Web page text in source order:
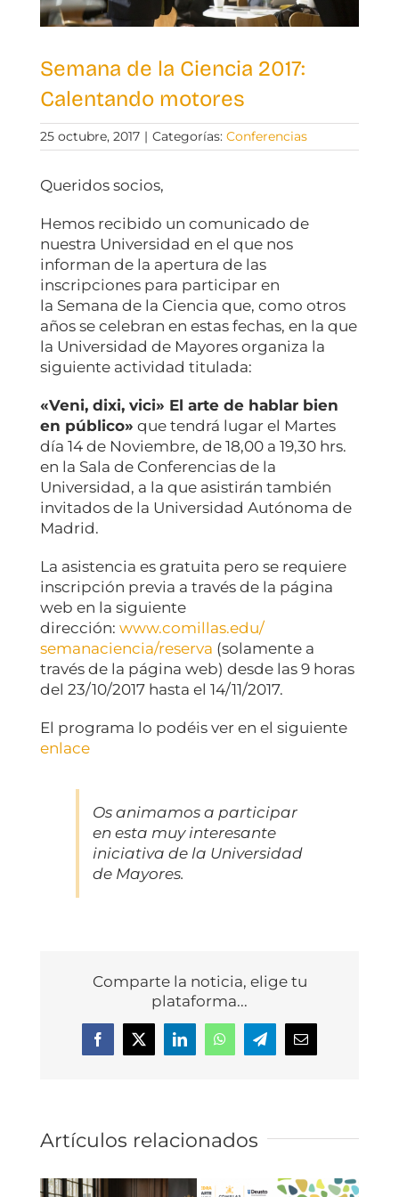
Semana de la Ciencia 2017:
Calentando motores
25 octubre, 2017 | Categorías: Conferencias
Queridos socios,
Hemos recibido un comunicado de
nuestra Universidad en el que nos
informan de la apertura de las
inscripciones para participar en
la Semana de la Ciencia que, como otros
años se celebran en estas fechas, en la que
la Universidad de Mayores organiza la
siguiente actividad titulada:
«Veni, dixi, vici» El arte de hablar bien
en público» que tendrá lugar el Martes
día 14 de Noviembre, de 18,00 a 19,30 hrs.
en la Sala de Conferencias de la
Universidad, a la que asistirán también
invitados de la Universidad Autónoma de
Madrid.
La asistencia es gratuita pero se requiere
inscripción previa a través de la página
web en la siguiente
dirección: www.comillas.edu/
semanaciencia/reserva (solamente a
través de la página web) desde las 9 horas
del 23/10/2017 hasta el 14/11/2017.
El programa lo podéis ver en el siguiente
enlace
Os animamos a participar
en esta muy interesante
iniciativa de la Universidad
de Mayores.
Comparte la noticia, elige tu
plataforma...
Facebook
X LinkedInWhatsAppTelegramCorreo
electrónico
Artículos relacionados